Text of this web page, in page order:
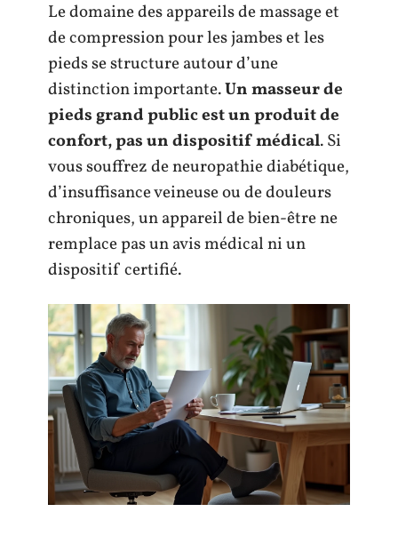
Le domaine des appareils de massage et
de compression pour les jambes et les
pieds se structure autour d’une
distinction importante.Un masseur de
pieds grand public est un produit de
confort, pas un dispositif médical. Si
vous souffrez de neuropathie diabétique,
d’insuffisance veineuse ou de douleurs
chroniques, un appareil de bien-être ne
remplace pas un avis médical ni un
dispositif certifié.